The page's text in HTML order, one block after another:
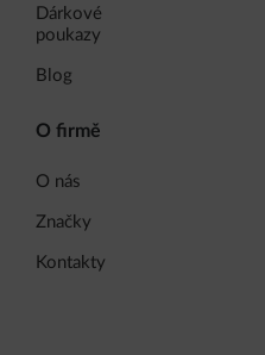
Dárkové
poukazy
Blog
O firmě
O nás
Značky
Kontakty